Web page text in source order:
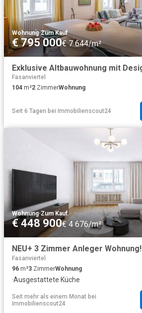
Wohnung·Zum Kauf
€ 795 000€ 7 644/m²
Fasanviertel
104 m²2 ZimmerWohnung
Seit 6 Tagen bei Immobilienscout24
Wohnung·Zum Kauf
€ 448 900€ 4 676/m²
Fasanviertel
96 m²3 ZimmerWohnung
·Ausgestattete Küche
Seit mehr als einem Monat bei
Immobilienscout24